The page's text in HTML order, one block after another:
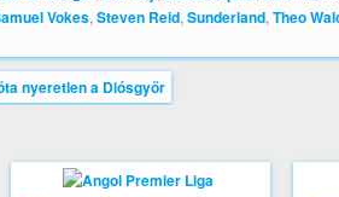
Vokes, Steven Reid, Sunderland, Theo
nyeretlen a Diósgyőr